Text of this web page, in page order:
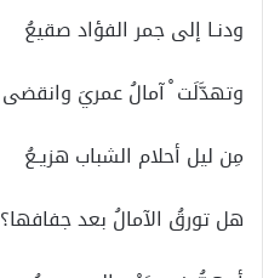
ودنـا إلى جمر الفؤاد صقيعُ
وتهدَّلَت ْ آمالُ عمريَ وانقضى
مِن ليل أحلام الشباب هزيـعُ
هل تورقُ الآمالُ بعد جفافها؟